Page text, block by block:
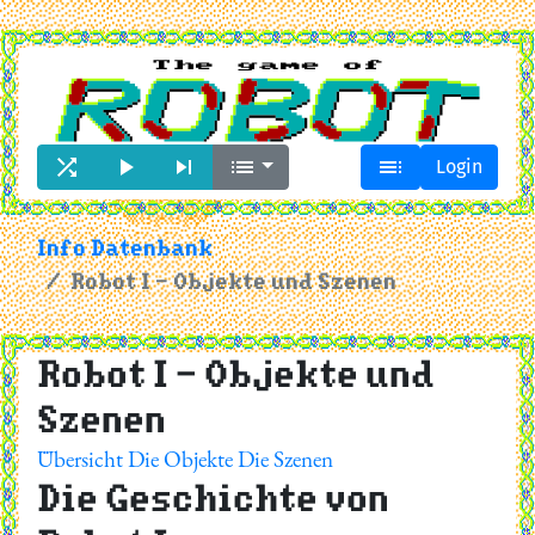
     Login
Info Datenbank
Robot I - Objekte und Szenen
Robot I - Objekte und
Szenen
ÜbersichtDie ObjekteDie Szenen
Die Geschichte von